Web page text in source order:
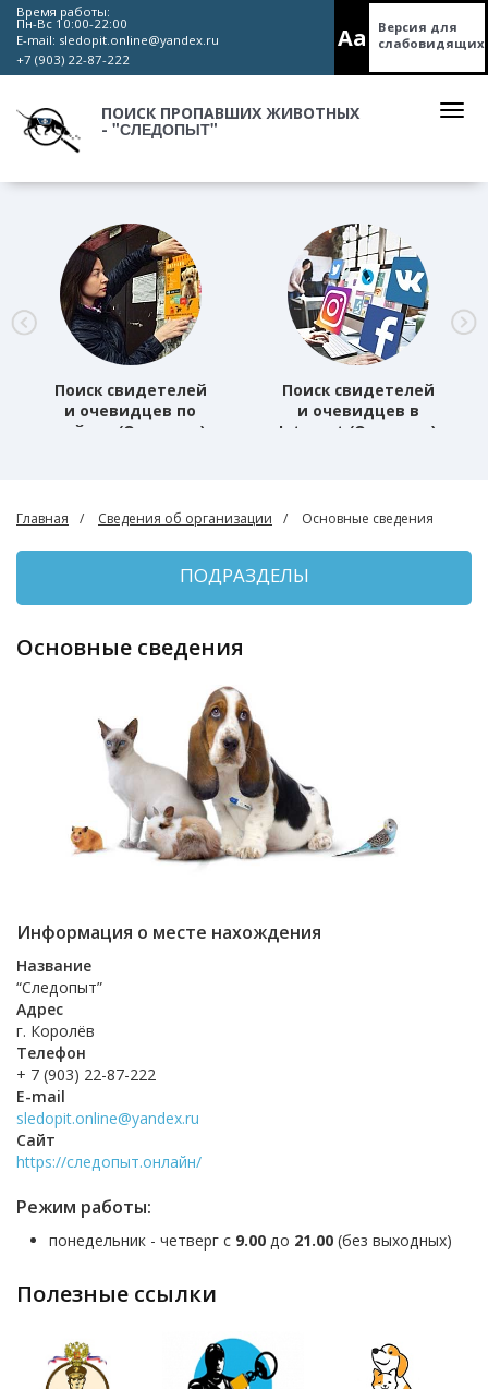
Время работы:
Пн-Вс 10:00-22:00
E-mail: sledopit.online@yandex.ru
+7 (903) 22-87-222
Aa
Версия для
слабовидящих
ПОИСК ПРОПАВШИХ ЖИВОТНЫХ
- "СЛЕДОПЫТ"
Поиск свидетелей
и очевидцев по
району (Основная)
Поиск свидетелей
и очевидцев в
Internet (Основная)
Главная Сведения об организации Основные сведения
ПОДРАЗДЕЛЫ
Основные сведения
Информация о месте нахождения
Название
“Следопыт”
Адрес
г. Королёв
Телефон
+ 7 (903) 22-87-222
E-mail
sledopit.online@yandex.ru
Сайт
https://следопыт.онлайн/
Режим работы:
понедельник - четверг с 9.00 до 21.00 (без выходных)
полезные ссылки